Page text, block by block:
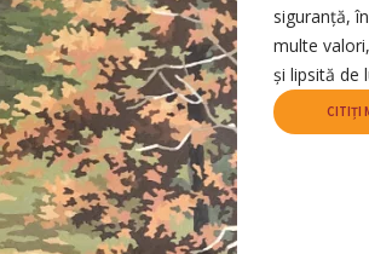
siguranță,
multe
și lipsită de
CITIȚI